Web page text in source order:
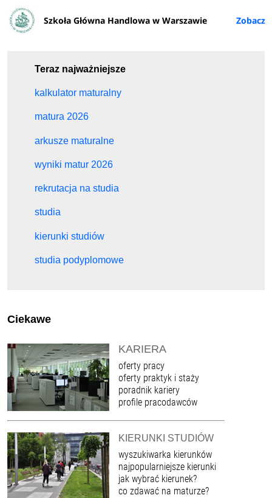
Szkoła Główna Handlowa w Warszawie
Teraz najważniejsze
kalkulator maturalny
matura 2026
arkusze maturalne
wyniki matur 2026
rekrutacja na studia
studia
kierunki studiów
studia podyplomowe
Ciekawe
KARIERA
oferty pracy
oferty praktyk i staży
poradnik kariery
profile pracodawców
KIERUNKI STUDIÓW
wyszukiwarka kierunków
najpopularniejsze kierunki
jak wybrać kierunek?
co zdawać na maturze?